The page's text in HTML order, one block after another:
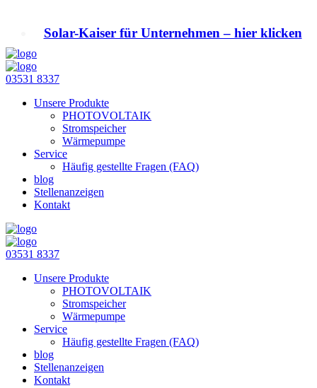
Solar-Kaiser für Unternehmen – hier klicken
03531 8337
Unsere Produkte
PHOTOVOLTAIK
Stromspeicher
Wärmepumpe
Service
Häufig gestellte Fragen (FAQ)
blog
Stellenanzeigen
Kontakt
03531 8337
Unsere Produkte
PHOTOVOLTAIK
Stromspeicher
Wärmepumpe
Service
Häufig gestellte Fragen (FAQ)
blog
Stellenanzeigen
Kontakt